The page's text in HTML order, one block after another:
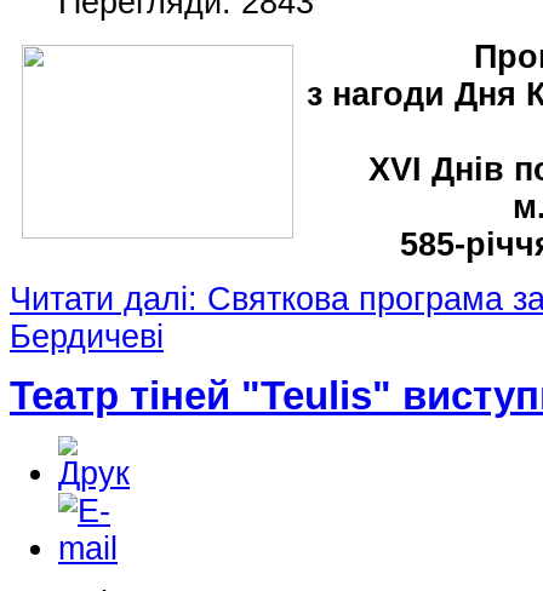
з нагоди Дня
ХVІ Днів
585-
Читати далі: Святкова програма
Бердичеві
Театр тіней "Teulis"